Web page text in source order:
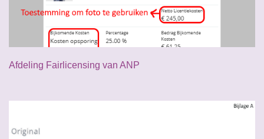
Afdeling Fairlicensing van ANP